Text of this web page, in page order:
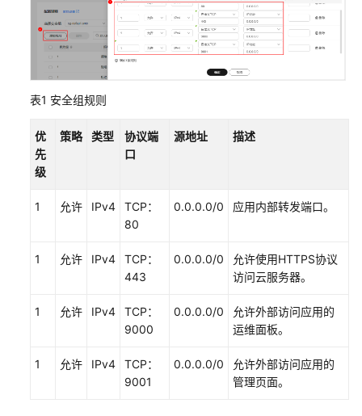
建
应
用
服
务
迁
移
参
常
题
频
表1 安全组规则
优
先
级
策略 类型
协议端
口
源地址 描述
1 允许 IPv4
TCP：
80
0.0.0.0/0 应用内部转发端口。
1 允许 IPv4
TCP：
443
0.0.0.0/0
允许使用HTTPS协议
访问云服务器。
1 允许 IPv4
TCP：
9000
0.0.0.0/0
允许外部访问应用的
运维面板。
1 允许 IPv4
TCP：
9001
0.0.0.0/0
允许外部访问应用的
管理页面。